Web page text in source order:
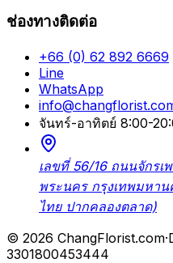
ช่องทางติดต่อ
+66 (0) 62 892 6669
Line
WhatsApp
จันทร์-อาทิตย์ 8:00-
เลขที่ 56/16 ถนนจักรเ
พระนคร กรุงเทพมหาน
ไทย ปากคลองตลาด)
© 2026 ChangFlorist.com·
3301800453444